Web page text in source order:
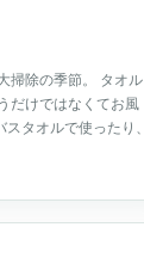
掃除の季節。 タオル
だけではなくてお風
タオルで使ったり、